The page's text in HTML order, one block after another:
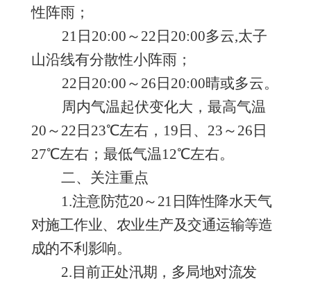
性阵雨；
21日20:00～22日20:00多云,太子
山沿线有分散性小阵雨；
22日20:00～26日20:00晴或多云。
周内气温起伏变化大，最高气温
20～22日23℃左右，19日、23～26日
27℃左右；最低气温12℃左右。
二、关注重点
1 .注意防范20～21日阵性降水天气
对施工作业、农业生产及交通运输等造
成的不利影响。
2.目前正处汛期，多局地对流发